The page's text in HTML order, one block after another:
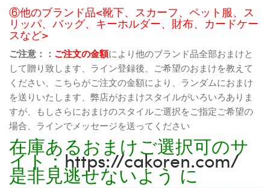
⑥他のブランド品<靴下、スカーフ、ペット服、ス
リッパ、バッグ、キーホルダー、財布、カードケー
スなど>
ご注意：： ご注文の金額により他のブランド品全部おまけと
して贈り致します、ライン登録後、ご希望のおまけを教えて
ください、こちらがご注文の金額により、ランダムにおまけ
を送りいたします、弊店がおまけスタイルがいろいろありま
すが、もしさらにおまけのスタイルご選択をご指定ご希望の
場合、ラインでメッセージを送ってください
在庫あるおまけご選択可のサ
イト：https://cakoren.com/
是非見逃せないよう に